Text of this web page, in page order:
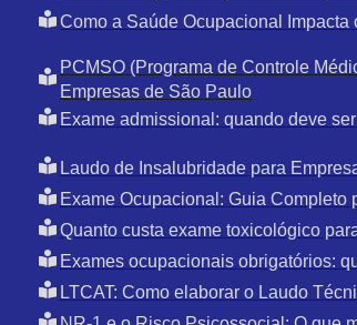
Como a Saúde Ocupacional
PCMSO (Programa de Controle
Empresas de São Paulo
Exame admissional: quando deve
Laudo de Insalubridade para
Exame Ocupacional: Guia Completo
Quanto custa exame toxicológico
Exames ocupacionais obrigatórios:
LTCAT: Como elaborar o Laudo